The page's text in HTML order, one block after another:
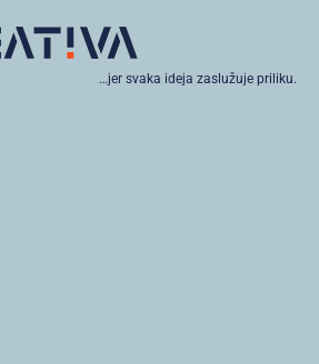
…jer svaka ideja zaslužuje priliku.